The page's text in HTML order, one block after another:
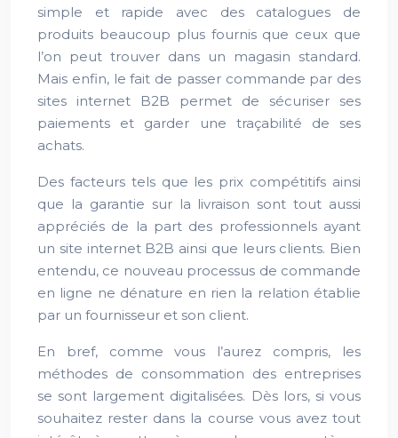
simple et rapide avec des catalogues de
produits beaucoup plus fournis que ceux que
l’on peut trouver dans un magasin standard.
Mais enfin, le fait de passer commande par des
sites internet B2B permet de sécuriser ses
paiements et garder une traçabilité de ses
achats.
Des facteurs tels que les prix compétitifs ainsi
que la garantie sur la livraison sont tout aussi
appréciés de la part des professionnels ayant
un site internet B2B ainsi que leurs clients. Bien
entendu, ce nouveau processus de commande
en ligne ne dénature en rien la relation établie
par un fournisseur et son client.
En bref, comme vous l’aurez compris, les
méthodes de consommation des entreprises
se sont largement digitalisées. Dès lors, si vous
souhaitez rester dans la course vous avez tout